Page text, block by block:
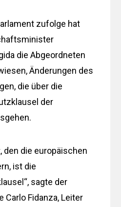
zufolge hat
die Abgeordneten
Änderungen des
die über die
der
den die europäischen
ist die
sagte der
Carlo Fidanza, Leiter